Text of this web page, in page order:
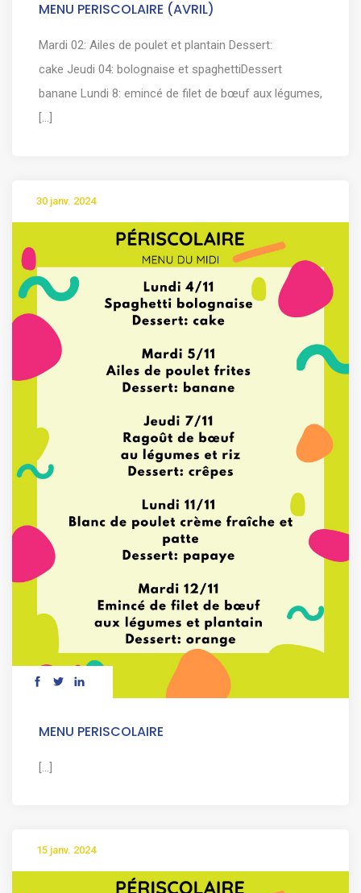
MENU PERISCOLAIRE (AVRIL)
Mardi 02: Ailes de poulet et plantain Dessert:
cake Jeudi 04: bolognaise et spaghettiDessert
banane Lundi 8: emincé de filet de bœuf aux légumes,
[...]
30 janv. 2024
MENU PERISCOLAIRE
[...]
15 janv. 2024